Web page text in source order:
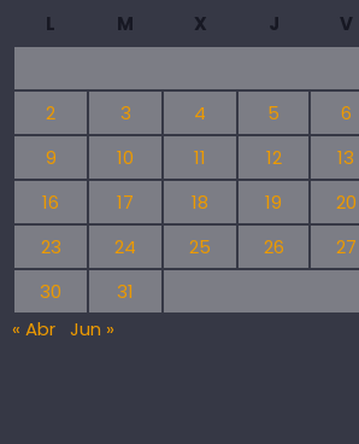
L M X J V
2
3 4 5 6
9
10 11 12 13
16
17 18 19 20
23
24 25 26 27
30
31
« Abr Jun »